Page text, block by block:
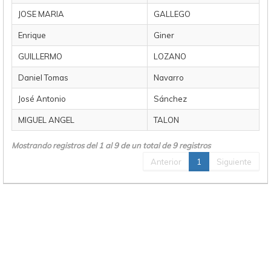
JOSE MARIA GALLEGO
Enrique Giner
GUILLERMO LOZANO
Daniel Tomas Navarro
José Antonio Sánchez
MIGUEL ANGEL TALON
Mostrando registros del 1 al 9 de un total de 9 registros
Anterior
1 Siguiente